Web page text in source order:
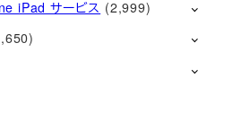
iPad サービス (2,999)